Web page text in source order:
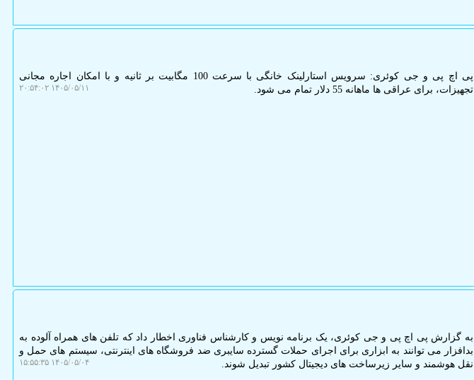
پی اچ پی و جی کوئری: سرویس استارلینک خانگی با سرعت 100 مگابیت بر ثانیه و با امکان اجاره مجانی
تجهیزات، برای عراقی ها ماهانه 55 دلار تمام می شود.
۱۴۰۵/۰۵/۱۱ ۲۰:۵۴:۰۲
به گزارش پی اچ پی و جی کوئری، یک برنامه نویس و کارشناس فناوری اخطار داد که تلفن های همراه آلوده به
بدافزار می توانند به ابزاری برای اجرای حملات گسترده سایبری ضد فروشگاه های اینترنتی، سیستم های حمل و
نقل هوشمند و سایر زیرساخت های دیجیتال کشور تبدیل شوند.
۱۴۰۵/۰۵/۰۴ ۱۵:۵۵:۳۵